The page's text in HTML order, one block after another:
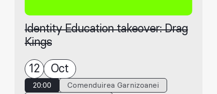
Identity Education takeover: Drag
Kings
12 Oct
20:00
Comenduirea Garnizoanei